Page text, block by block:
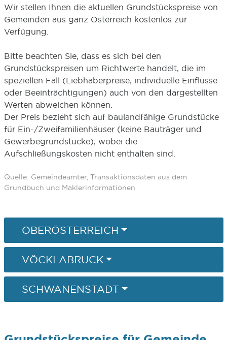
Wir stellen Ihnen die aktuellen Grundstückspreise von
Gemeinden aus ganz Österreich kostenlos zur
Verfügung.
Bitte beachten Sie, dass es sich bei den
Grundstückspreisen um Richtwerte handelt, die im
speziellen Fall (Liebhaberpreise, individuelle Einflüsse
oder Beeinträchtigungen) auch von den dargestellten
Werten abweichen können.
Der Preis bezieht sich auf baulandfähige Grundstücke
für Ein-/Zweifamilienhäuser (keine Bauträger und
Gewerbegrundstücke), wobei die
Aufschließungskosten nicht enthalten sind.
Quelle: Gemeindeämter, Transaktionsdaten aus dem
Grundbuch und Maklerinformationen
OBERÖSTERREICH
VÖCKLABRUCK
SCHWANENSTADT